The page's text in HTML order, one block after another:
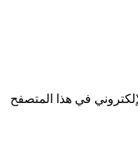
في هذا المتصفح